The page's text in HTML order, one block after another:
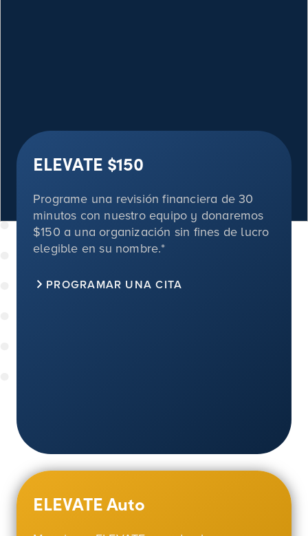
ELEVATE $150
Programe una revisión financiera de 30
minutos con nuestro equipo y donaremos
$150 a una organización sin fines de lucro
elegible en su nombre.*
PROGRAMAR UNA CITA
ELEVATE Auto